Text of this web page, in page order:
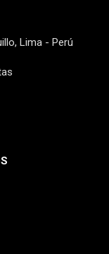
Lima - Perú